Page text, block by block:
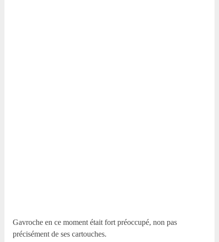
Gavroche en ce moment était fort préoccupé, non pas
précisément de ses cartouches.